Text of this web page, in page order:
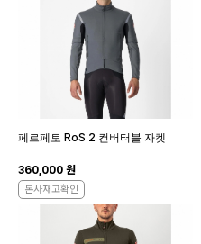
페르페토 RoS 2 컨버터블 자켓
360,000 원
본사재고확인